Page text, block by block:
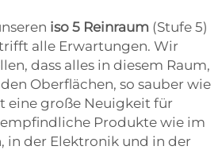
iso 5 Reinraum (Stufe 5)
alle Erwartungen. Wir
dass alles in diesem Raum,
Oberflächen, so sauber wie
eine große Neuigkeit für
Produkte wie im
in der Elektronik und in der